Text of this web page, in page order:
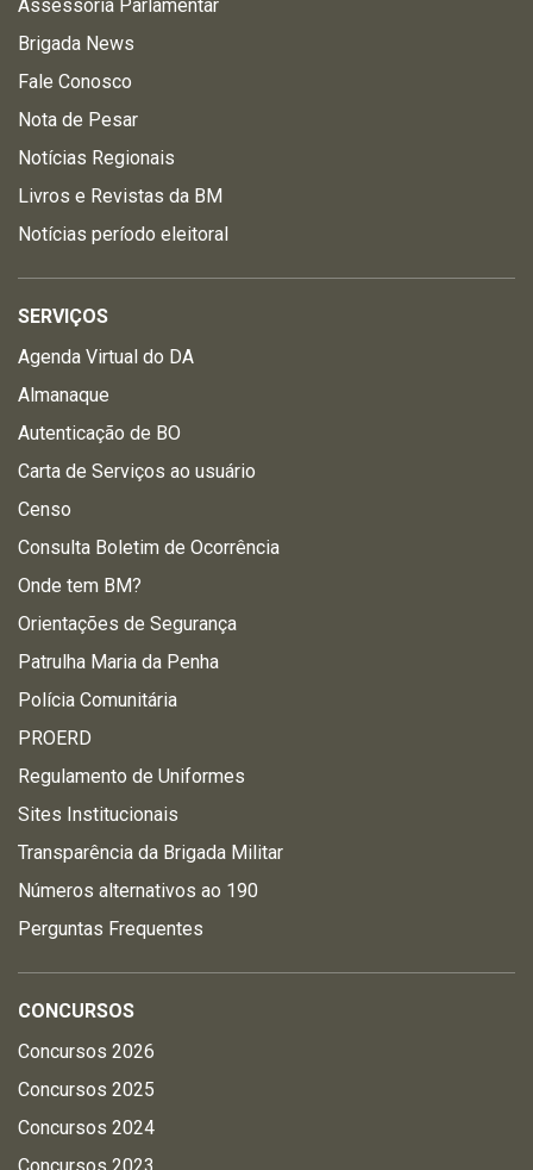
Assessoria Parlamentar
Brigada News
Fale Conosco
Nota de Pesar
Notícias Regionais
Livros e Revistas da BM
Notícias período eleitoral
SERVIÇOS
Agenda Virtual do DA
Almanaque
Autenticação de BO
Carta de Serviços ao usuário
Censo
Consulta Boletim de Ocorrência
Onde tem BM?
Orientações de Segurança
Patrulha Maria da Penha
Polícia Comunitária
PROERD
Regulamento de Uniformes
Sites Institucionais
Transparência da Brigada Militar
Números alternativos ao 190
Perguntas Frequentes
CONCURSOS
Concursos 2026
Concursos 2025
Concursos 2024